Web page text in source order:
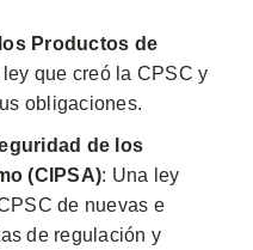
Productos de
ley que creó la CPSC y
obligaciones.
de los
(CIPSA): Una ley
de nuevas e
de regulación y